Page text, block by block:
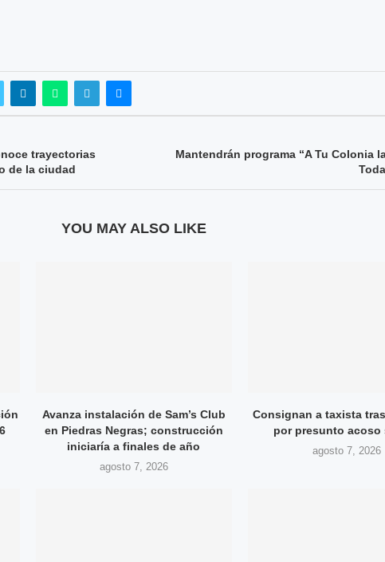
trayectorias
de la ciudad
Mantendrán programa “A Tu Colonia
YOU MAY ALSO LIKE
Avanza instalación de Sam’s Club
en Piedras Negras; construcción
iniciaría a finales de año
agosto 7, 2026
Consignan a taxista
por presunto acoso
agosto 7, 2026